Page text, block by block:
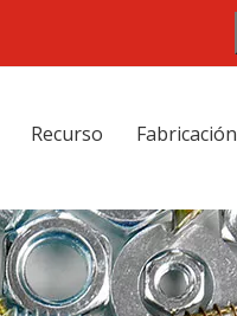
Recurso Fabricación